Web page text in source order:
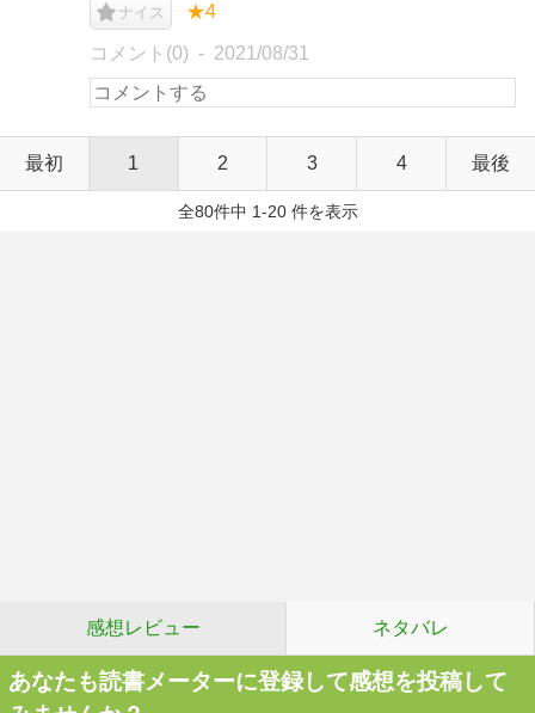
ナイス ★4
コメント(0) 2021/08/31
最初 1 2 3 4 最後
全80件中 1-20 件を表示
感想レビュー ネタバレ
あなたも読書メーターに登録して感想を投稿して